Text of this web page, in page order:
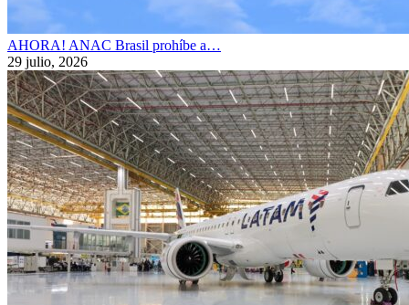
AHORA! ANAC Brasil prohíbe a…
29 julio, 2026